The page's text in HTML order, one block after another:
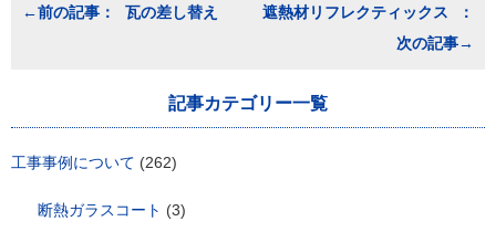
シ
ョ
ン
瓦の差し替え 遮熱材リフレクティックス
記事カテゴリー一覧
工事事例について (262)
断熱ガラスコート (3)